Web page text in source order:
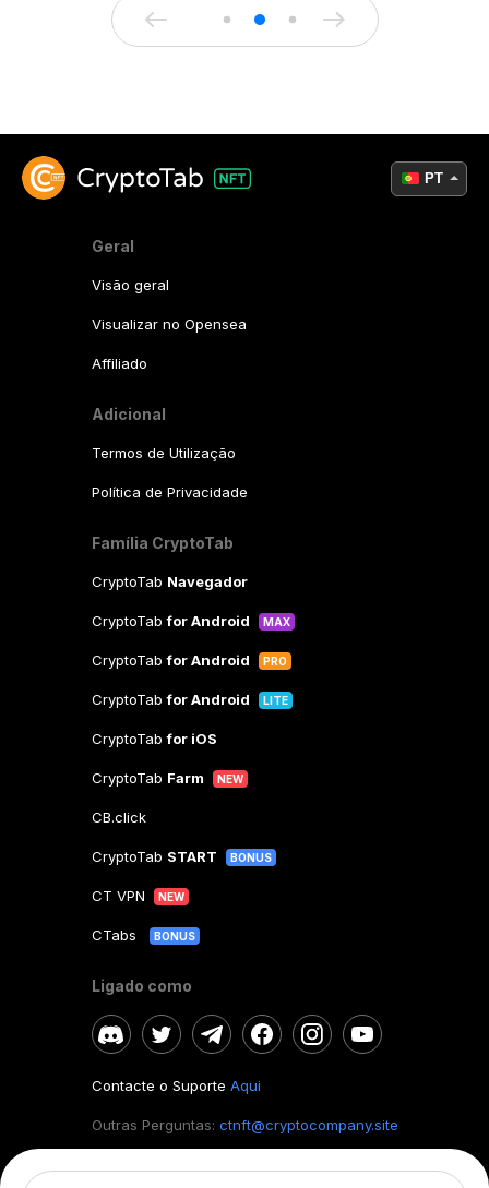
Geral
Visão geral
Visualizar no Opensea
Affiliado
Adicional
Termos de Utilização
Política de Privacidade
Família CryptoTab
CryptoTab Navegador
CryptoTabfor Android MAX
CryptoTabfor Android PRO
CryptoTabfor Android LITE
CryptoTabfor iOS
CryptoTab Farm NEW
CB.click
CryptoTab START BONUS
CT VPN NEW
CTabs BONUS
Ligado como
Contacte o Suporte Aqui
Outras Perguntas: ctnft@cryptocompany.site
PT